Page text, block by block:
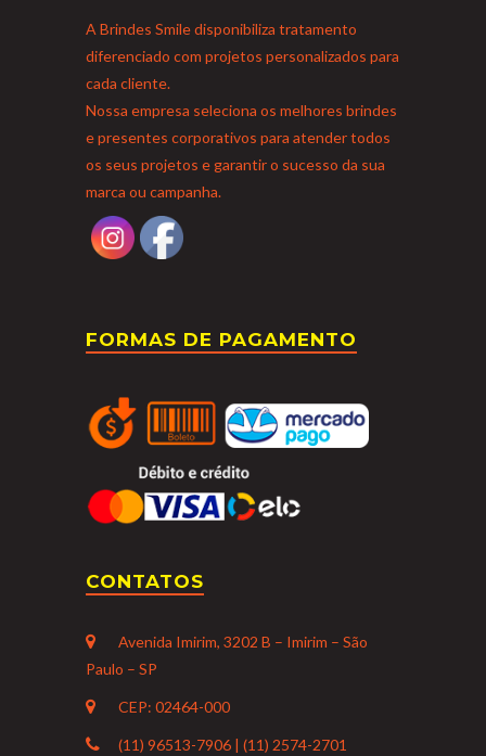
A Brindes Smile disponibiliza tratamento
diferenciado com projetos personalizados para
cada cliente.
Nossa empresa seleciona os melhores brindes
e presentes corporativos para atender todos
os seus projetos e garantir o sucesso da sua
marca ou campanha.
FORMAS DE PAGAMENTO
CONTATOS
Avenida Imirim, 3202 B – Imirim – São
Paulo – SP
CEP: 02464-000
(11) 96513-7906 | (11) 2574-2701